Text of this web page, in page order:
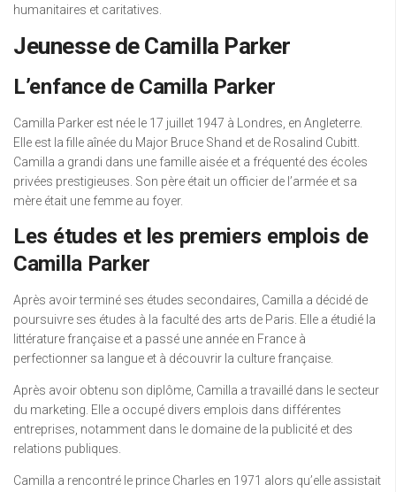
humanitaires et caritatives.
Jeunesse de Camilla Parker
L’enfance de Camilla Parker
Camilla Parker est née le 17 juillet 1947 à Londres, en Angleterre.
Elle est la fille aînée du Major Bruce Shand et de Rosalind Cubitt.
Camilla a grandi dans une famille aisée et a fréquenté des écoles
privées prestigieuses. Son père était un officier de l’armée et sa
mère était une femme au foyer.
Les études et les premiers emplois de
Camilla Parker
Après avoir terminé ses études secondaires, Camilla a décidé de
poursuivre ses études à la faculté des arts de Paris. Elle a étudié la
littérature française et a passé une année en France à
perfectionner sa langue et à découvrir la culture française.
Après avoir obtenu son diplôme, Camilla a travaillé dans le secteur
du marketing. Elle a occupé divers emplois dans différentes
entreprises, notamment dans le domaine de la publicité et des
relations publiques.
Camilla a rencontré le prince Charles en 1971 alors qu’elle assistait